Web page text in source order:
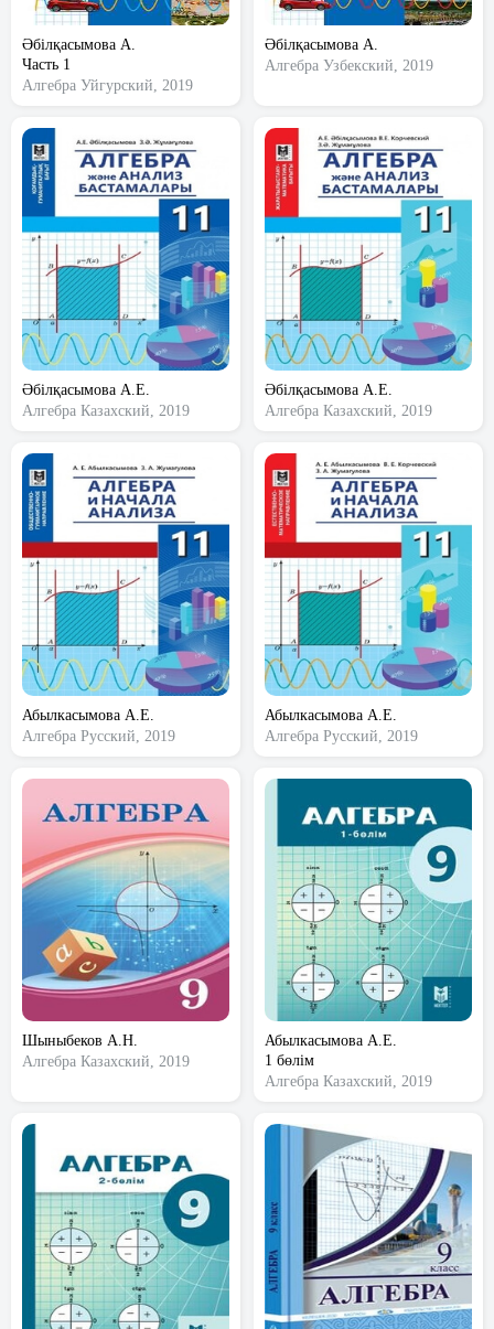
Әбілқасымова А.
Часть 1
Алгебра Уйгурский, 2019
Әбілқасымова А.
Алгебра Узбекский, 2019
Әбілқасымова А.Е.
Алгебра Казахский, 2019
Әбілқасымова А.Е.
Алгебра Казахский, 2019
Абылкасымова А.Е.
Алгебра Русский, 2019
Абылкасымова А.Е.
Алгебра Русский, 2019
Шыныбеков А.Н.
Алгебра Казахский, 2019
Абылкасымова А.Е.
1 бөлім
Алгебра Казахский, 2019